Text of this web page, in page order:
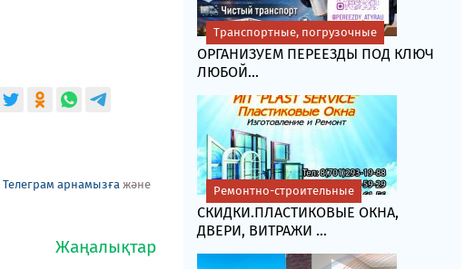
Телеграм арнамызға және
ОРГАНИЗУЕМ ПЕРЕЕЗДЫ ПОД КЛЮЧ
ЛЮБОЙ...
Транспортные, погрузочные
СКИДКИ.ПЛАСТИКОВЫЕ ОКНА,
ДВЕРИ, ВИТРАЖИ ...
Ремонтно-строительные